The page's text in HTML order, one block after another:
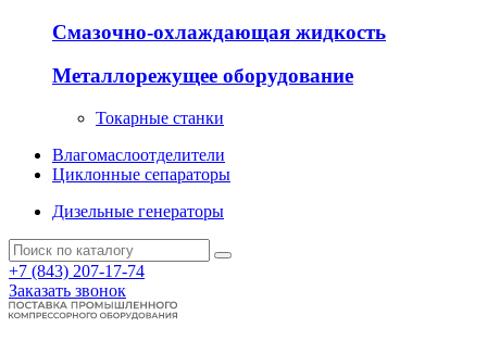
Смазочно-охлаждающая жидкость
Металлорежущее оборудование
Токарные станки
Влагомаслоотделители
Циклонные сепараторы
Дизельные генераторы
+7 (843) 207-17-74
Заказать звонок